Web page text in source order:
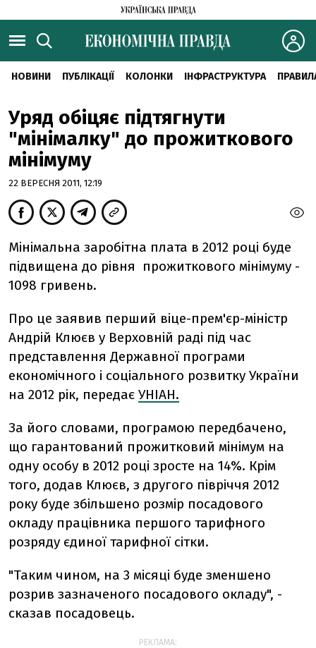
НОВИНИ ПУБЛІКАЦІЇ КОЛОНКИ ІНФРАСТРУКТУРА
Уряд обіцяє підтягнути
"мінімалку" до прожиткового
мінімуму
22 ВЕРЕСНЯ 2011, 12:19
Мінімальна заробітна плата в 2012 році буде
підвищена до рівня прожиткового мінімуму -
1098 гривень.
Про це заявив перший віце-прем'єр-міністр
Андрій Клюєв у Верховній раді під час
представлення Державної програми
економічного і соціального розвитку України
на 2012 рік, передає УНІАН.
За його словами, програмою передбачено,
що гарантований прожитковий мінімум на
одну особу в 2012 році зросте на 14%. Крім
того, додав Клюєв, з другого півріччя 2012
року буде збільшено розмір посадового
окладу працівника першого тарифного
розряду єдиної тарифної сітки.
"Таким чином, на 3 місяці буде зменшено
розрив зазначеного посадового окладу", -
сказав посадовець.
РЕКЛАМА: